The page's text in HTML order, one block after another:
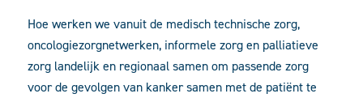
Hoe werken we vanuit de medisch technische zorg,
oncologiezorgnetwerken, informele zorg en palliatieve
zorg landelijk en regionaal samen om passende zorg
voor de gevolgen van kanker samen met de patiënt te